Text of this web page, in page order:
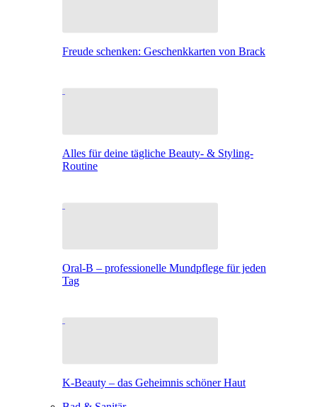
Freude schenken: Geschenkkarten von Brack
Alles für deine tägliche Beauty- & Styling-
Routine
Oral-B – professionelle Mundpflege für jeden
Tag
K-Beauty – das Geheimnis schöner Haut